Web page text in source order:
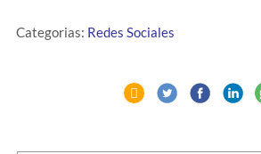
Categorias: Redes Sociales